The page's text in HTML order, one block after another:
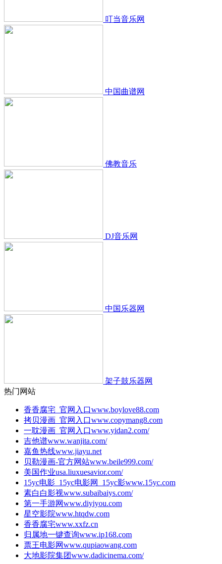
叮当音乐网
中国曲谱网
佛教音乐
DJ音乐网
中国乐器网
架子鼓乐器网
热门网站
香香腐宅_官网入口www.boylove88.com
拷贝漫画_官网入口www.copymang8.com
一耽漫画_官网入口www.yidan2.com/
吉他谱www.wanjita.com/
嘉鱼热线www.jiayu.net
贝勒漫画-官方网站www.beile999.com/
美国作业usa.liuxuesavior.com/
15yc电影_15yc电影网_15yc影www.15yc.com
素白白影视www.subaibaiys.com/
第一手游网www.diyiyou.com
星空影院www.htqdw.com
香香腐宅www.xxfz.cn
归属地一键查询www.ip168.com
票王电影网www.qupiaowang.com
大地影院集团www.dadicinema.com/